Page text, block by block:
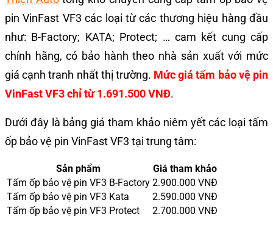
pin VinFast VF3 các loại từ các thương hiệu hàng đầu
như: B-Factory; KATA; Protect; … cam kết cung cấp
chính hãng, có bảo hành theo nhà sản xuất với mức
giá cạnh tranh nhất thị trường. Mức giá tấm bảo vệ pin
VinFast VF3 chỉ từ 1.691.500 VNĐ.
Dưới đây là bảng giá tham khảo niêm yết các loại tấm
ốp bảo vệ pin VinFast VF3 tại trung tâm:
Sản phẩm
Giá tham khảo
Tấm ốp bảo vệ pin VF3 B-Factory 2.900.000 VNĐ
Tấm ốp bảo vệ pin VF3 Kata
2.590.000 VNĐ
Tấm ốp bảo vệ pin VF3 Protect
2.700.000 VNĐ